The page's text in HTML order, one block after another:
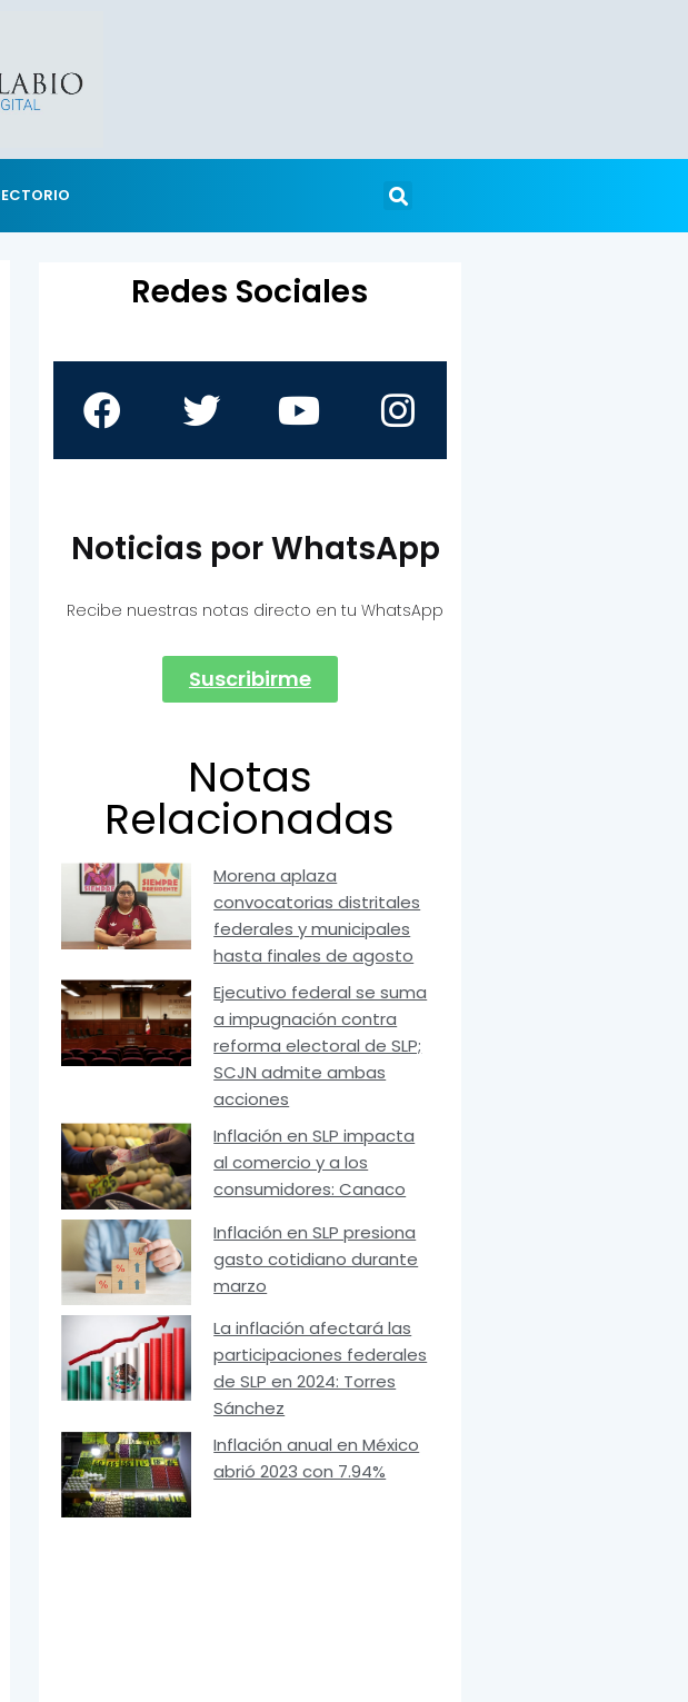
Redes Sociales
Noticias por WhatsApp
Recibe nuestras notas directo en tu WhatsApp
Suscribirme
Notas
Relacionadas
Morena aplaza
convocatorias distritales
federales y municipales
hasta finales de agosto
Ejecutivo federal se suma
a impugnación contra
reforma electoral de SLP;
SCJN admite ambas
acciones
Inflación en SLP impacta
al comercio y a los
consumidores: Canaco
Inflación en SLP presiona
gasto cotidiano durante
marzo
La inflación afectará las
participaciones federales
de SLP en 2024: Torres
Sánchez
Inflación anual en México
abrió 2023 con 7.94%